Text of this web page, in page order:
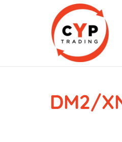
CYP Trading
Professionelle Ersatzteilbeschaffung
DM2/